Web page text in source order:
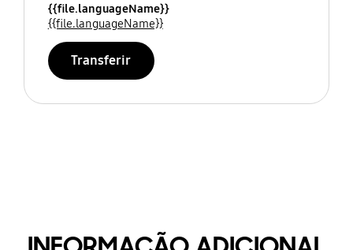
{{file.languageName}}
{{file.languageName}}
Transferir